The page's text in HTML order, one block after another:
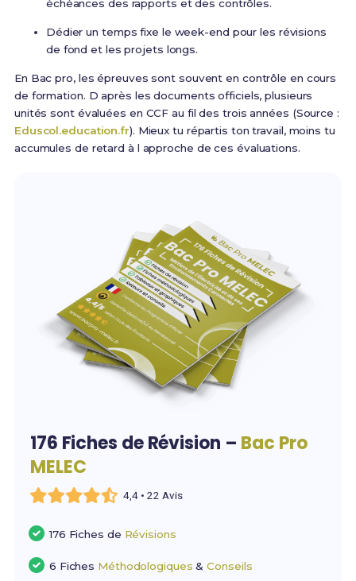
échéances des rapports et des contrôles.
Dédier un temps fixe le week-end pour les révisions
de fond et les projets longs.
En Bac pro, les épreuves sont souvent en contrôle en cours
de formation. D après les documents officiels, plusieurs
unités sont évaluées en CCF au fil des trois années (Source :
Eduscol.education.fr). Mieux tu répartis ton travail, moins tu
accumules de retard à l approche de ces évaluations.
176 Fiches de Révision – Bac Pro
MELEC
4,4 • 22 Avis
176 Fiches de Révisions
6 Fiches Méthodologiques &Conseils